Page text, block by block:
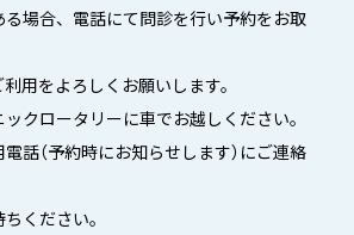
る場合、電話にて問診を行い予約をお取
用をよろしくお願いします。
クロータリーに車でお越しください。
話（予約時にお知らせします）にご連絡
ください。